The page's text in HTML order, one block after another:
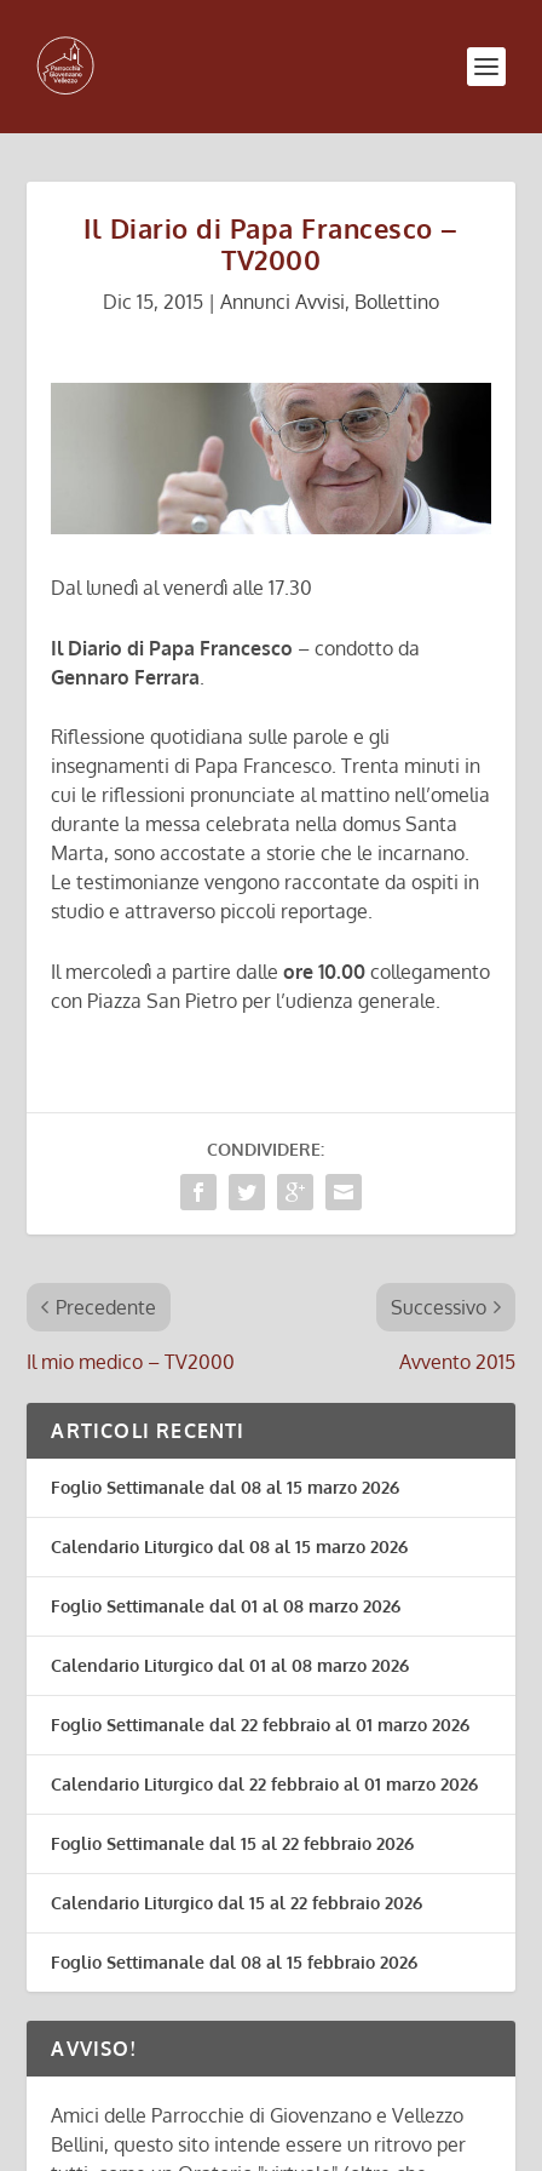
Il Diario di Papa Francesco –
TV2000
Dic 15, 2015 | Annunci Avvisi, Bollettino
Dal lunedì al venerdì alle 17.30
Il Diario di Papa Francesco – condotto da
Gennaro Ferrara
Riflessione quotidiana sulle parole e gli
insegnamenti di Papa Francesco. Trenta minuti in
cui le riflessioni pronunciate al mattino nell’omelia
durante la messa celebrata nella domus Santa
Marta, sono accostate a storie che le incarnano.
Le testimonianze vengono raccontate da ospiti in
studio e attraverso piccoli reportage.
Il mercoledì a partire dalleore 10.00 collegamento
con Piazza San Pietro per l’udienza generale.
CONDIVIDERE:
Precedente
Il mio medico – TV2000
Successivo
Avvento 2015
ARTICOLI RECENTI
Foglio Settimanale dal 08 al 15 marzo 2026
Calendario Liturgico dal 08 al 15 marzo 2026
Foglio Settimanale dal 01 al 08 marzo 2026
Calendario Liturgico dal 01 al 08 marzo 2026
Foglio Settimanale dal 22 febbraio al 01 marzo 2026
Calendario Liturgico dal 22 febbraio al 01 marzo 2026
Foglio Settimanale dal 15 al 22 febbraio 2026
Calendario Liturgico dal 15 al 22 febbraio 2026
Foglio Settimanale dal 08 al 15 febbraio 2026
AVVISO!
Amici delle Parrocchie di Giovenzano e Vellezzo
Bellini, questo sito intende essere un ritrovo per